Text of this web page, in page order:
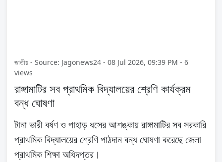
জাতীয় - Source: Jagonews24 - 08 Jul 2026, 09:39 PM - 6
views
রাঙ্গামাটির সব প্রাথমিক বিদ্যালয়ের শ্রেণি কার্যক্রম
বন্ধ ঘোষণা
টানা ভারী বর্ষণ ও পাহাড় ধসের আশঙ্কায় রাঙ্গামাটির সব সরকারি
প্রাথমিক বিদ্যালয়ের শ্রেণি পাঠদান বন্ধ ঘোষণা করেছে জেলা
প্রাথমিক শিক্ষা অধিদপ্তর।